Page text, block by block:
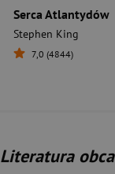
Serca Atlantydów
Stephen King
7,0 (4844)
Literatura obca